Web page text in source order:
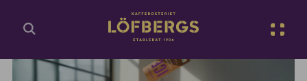
Gå till huvudinnehåll
Sv